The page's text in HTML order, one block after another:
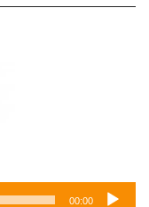
نمایشگر
00:00